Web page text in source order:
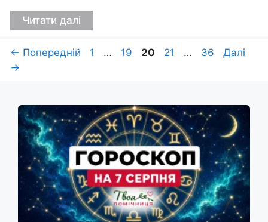
Читати далі
← Попередній Сторінка
1 … Сторінка
19 Сторінка
20 Сторінка
21 … Сторінка
36
Далі
→